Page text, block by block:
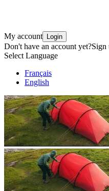
My account Login
Don't have an account yet?Sign
Select Language
Français
English